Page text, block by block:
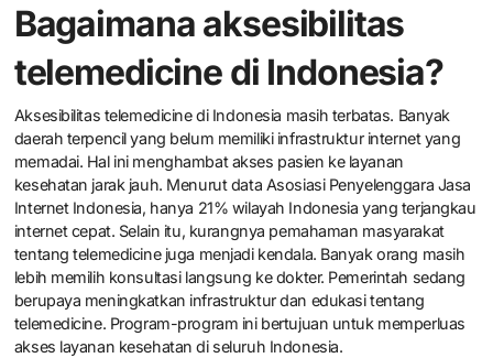
Bagaimana aksesibilitas
telemedicine di Indonesia?
Aksesibilitas telemedicine di Indonesia masih terbatas. Banyak
daerah terpencil yang belum memiliki infrastruktur internet yang
memadai. Hal ini menghambat akses pasien ke layanan
kesehatan jarak jauh. Menurut data Asosiasi Penyelenggara Jasa
Internet Indonesia, hanya 21% wilayah Indonesia yang terjangkau
internet cepat. Selain itu, kurangnya pemahaman masyarakat
tentang telemedicine juga menjadi kendala. Banyak orang masih
lebih memilih konsultasi langsung ke dokter. Pemerintah sedang
berupaya meningkatkan infrastruktur dan edukasi tentang
telemedicine. Program-program ini bertujuan untuk memperluas
akses layanan kesehatan di seluruh Indonesia.